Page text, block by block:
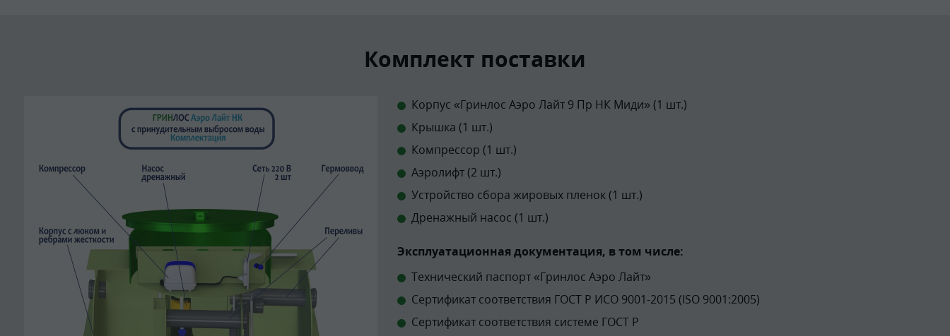
Комплект поставки
Корпус «Гринлос Аэро Лайт 9 Пр НК Миди» (1 шт.)
Крышка (1 шт.)
Компрессор (1 шт.)
Аэролифт (2 шт.)
Устройство сбора жировых пленок (1 шт.)
Дренажный насос (1 шт.)
Эксплуатационная документация, в том числе:
Технический паспорт «Гринлос Аэро Лайт»
Сертификат соответствия ГОСТ Р ИСО 9001-2015 (ISO 9001:2005)
Сертификат соответствия системе ГОСТ Р